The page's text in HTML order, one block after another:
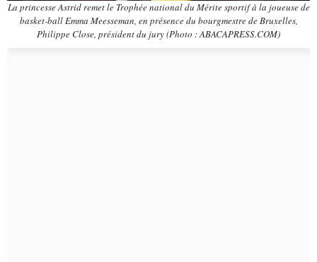
La princesse Astrid remet le Trophée national du Mérite sportif à la joueuse de
basket-ball Emma Meesseman, en présence du bourgmestre de Bruxelles,
Philippe Close, président du jury (Photo : ABACAPRESS.COM)